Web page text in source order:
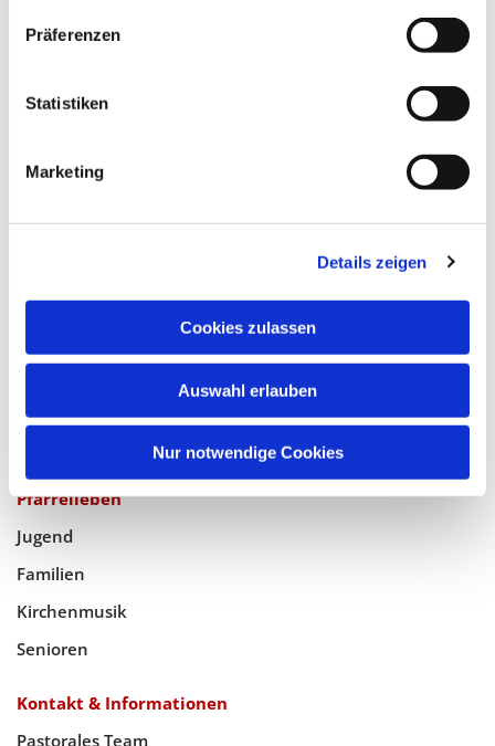
Präferenzen
Statistiken
Marketing
Details zeigen
Cookies zulassen
Auswahl erlauben
Nur notwendige Cookies
Pfarrei Hl. Johannes XXIII.
Bistumswallfahrt
Taufe, Kommunion & Trauung
Pfarreileben
Jugend
Familien
Kirchenmusik
Senioren
Kontakt & Informationen
Pastorales Team